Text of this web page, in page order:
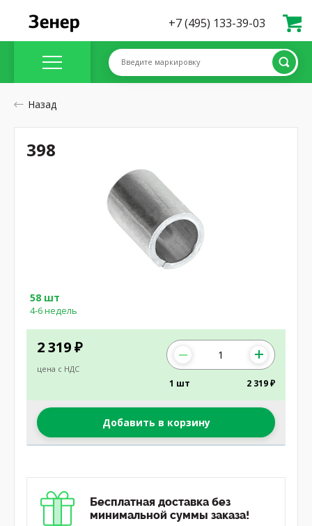
+7 (495) 133-39-03
Введите маркировку
Назад
2 319 ₽
цена с НДС
58 шт
4-6 недель
1 шт 2 319 ₽
Добавить в корзину
Бесплатная доставка без
минимальной суммы заказа!
398